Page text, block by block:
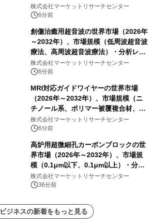
株式会社マーケットリサーチセンター
6分前
創傷治癒用超音波の世界市場（2026年
～2032年）、市場規模（低周波超音波
療法、高周波超音波療法）・分析レポ
ートを発表
株式会社マーケットリサーチセンター
6分前
MRI対応ガイドワイヤーの世界市場
（2026年～2032年）、市場規模（ニ
チノール系、ポリマー被覆複合材、そ
の他）・分析レポートを発表
株式会社マーケットリサーチセンター
6分前
高炉用超微細孔カーボンブロックの世
界市場（2026年～2032年）、市場規
模（0.1μm以下、0.1μm以上）・分析
レポートを発表
株式会社マーケットリサーチセンター
36分前
ビジネスの新着をもっと見る